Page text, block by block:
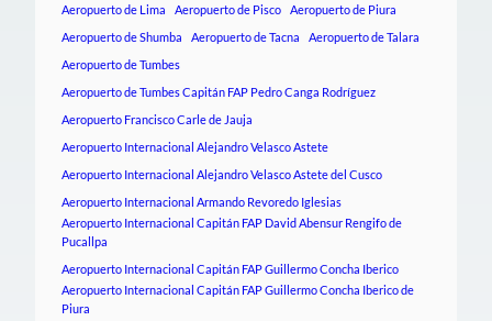
Aeropuerto de Lima
Aeropuerto de Pisco
Aeropuerto de Piura
Aeropuerto de Shumba
Aeropuerto de Tacna
Aeropuerto de Talara
Aeropuerto de Tumbes
Aeropuerto de Tumbes Capitán FAP Pedro Canga Rodríguez
Aeropuerto Francisco Carle de Jauja
Aeropuerto Internacional Alejandro Velasco Astete
Aeropuerto Internacional Alejandro Velasco Astete del Cusco
Aeropuerto Internacional Armando Revoredo Iglesias
Aeropuerto Internacional Capitán FAP David Abensur Rengifo de
Pucallpa
Aeropuerto Internacional Capitán FAP Guillermo Concha Iberico
Aeropuerto Internacional Capitán FAP Guillermo Concha Iberico de
Piura